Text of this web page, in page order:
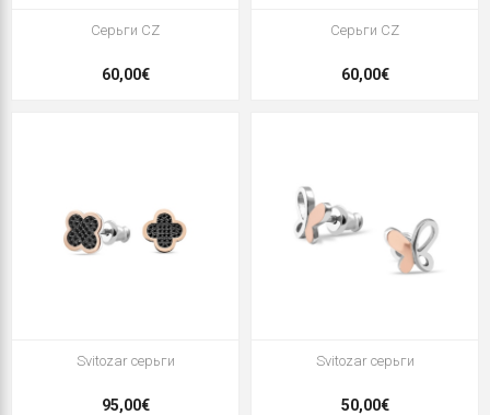
Серьги CZ
60,00€
Серьги CZ
60,00€
Svitozar серьги
95,00€
Svitozar серьги
50,00€